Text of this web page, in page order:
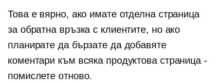
Това е вярно, ако имате отделна страница
за обратна връзка с клиентите, но ако
планирате да бързате да добавяте
коментари към всяка продуктова страница -
помислете отново.